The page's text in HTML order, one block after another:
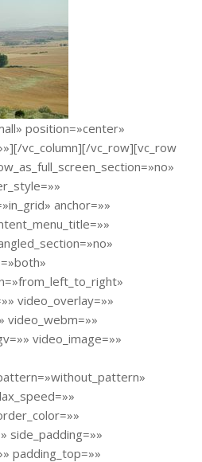
position=»center»
vc_column][/vc_row][vc_row
anchor=»»
video_overlay=»»
video_webm=»»
video_image=»»
side_padding=»»
padding_top=»»